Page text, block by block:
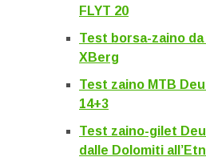
FLYT 20
Test borsa-zaino
XBerg
Test zaino MTB
14+3
Test zaino-gilet
dalle Dolomiti